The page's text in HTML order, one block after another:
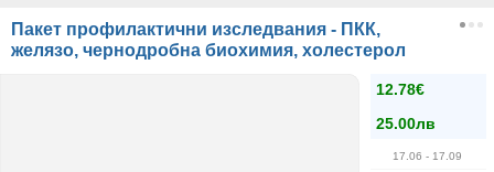
Пакет профилактични изследвания - ПКК,
желязо, чернодробна биохимия, холестерол
12.78€
25.00лв
17.06 - 17.09